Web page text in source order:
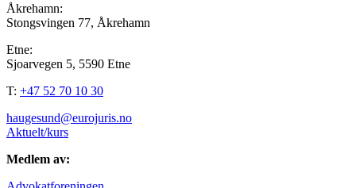
Åkrehamn:
Stongsvingen 77, Åkrehamn
Etne:
Sjoarvegen 5, 5590 Etne
T: +47 52 70 10 30
haugesund@eurojuris.no
Aktuelt/kurs
Medlem av: